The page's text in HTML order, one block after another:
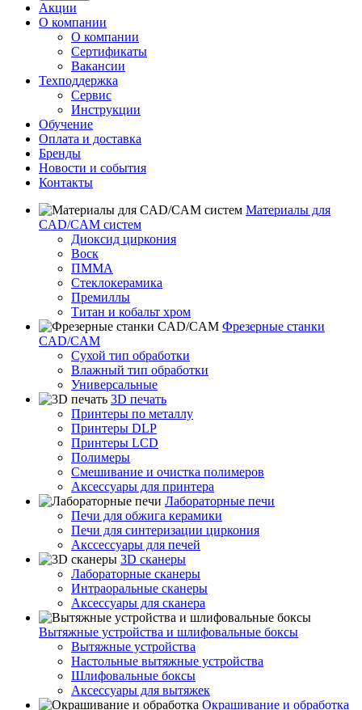
Акции
О компании
О компании
Сертификаты
Вакансии
Техподдержка
Сервис
Инструкции
Обучение
Оплата и доставка
Бренды
Новости и события
Контакты
Материалы для
CAD/CAM систем
Диоксид циркония
Воск
ПММА
Стеклокерамика
Премиллы
Титан и кобальт хром
Фрезерные станки
CAD/CAM
Сухой тип обработки
Влажный тип обработки
Универсальные
3D печать
Принтеры по металлу
Принтеры DLP
Принтеры LCD
Полимеры
Смешивание и очистка полимеров
Аксессуары для принтера
Лабораторные печи
Печи для обжига керамики
Печи для синтеризации циркония
Акссессуары для печей
3D сканеры
Лабораторные сканеры
Интраоральные сканеры
Аксессуары для сканера
Вытяжные устройства и шлифовальные боксы
Вытяжные устройства
Настольные вытяжные устройства
Шлифовальные боксы
Аксессуары для вытяжек
Окрашивание и обработка